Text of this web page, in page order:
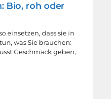
Bio, roh oder
einsetzen, dass sie in
was Sie brauchen:
Geschmack geben,